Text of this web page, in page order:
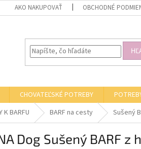
AKO NAKUPOVAŤ OBCHODNÉ
CHOVATEĽSKÉ POTREBY
K BARFU BARF na cesty Sušený
Dog Sušený BARF z